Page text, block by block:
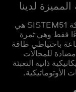
في قلب فلسفتنا التصميمية، تعد آلية الحركة SISTEM51 هي
العالم التي تتكون من 51 جزءًا فقط وهي ثمرة
باحتياطي طاقة
مضادة للمجالات
ذاتية التعبئة